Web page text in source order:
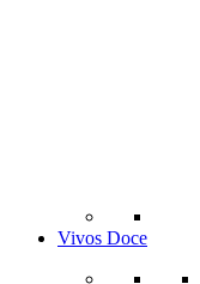
Vivos Doce